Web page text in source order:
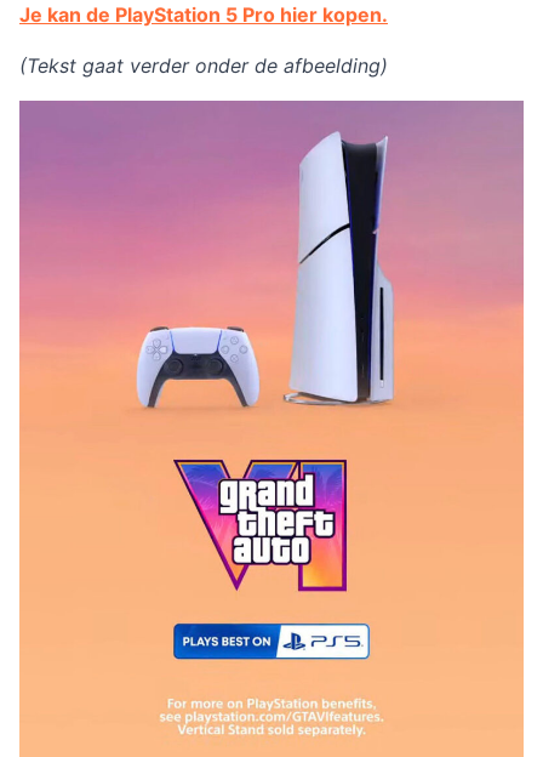
Je kan de PlayStation 5 Pro hier kopen.
(Tekst gaat verder onder de afbeelding)